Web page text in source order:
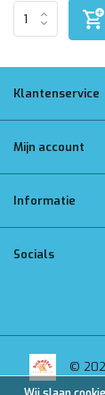
Klantenservice
Mijn account
Informatie
Socials
©